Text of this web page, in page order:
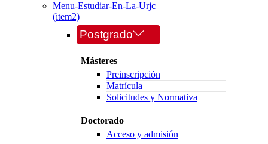
Menu-Estudiar-En-La-Urjc
(item2)
Postgrado
Másteres
Preinscripción
Matrícula
Solicitudes y Normativa
Doctorado
Acceso y admisión